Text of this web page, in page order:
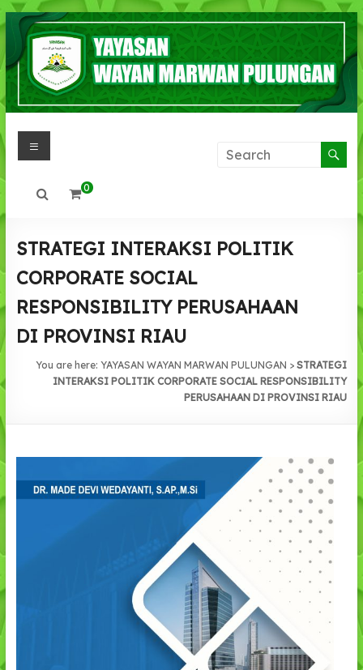
Skip
content
YAYASAN
WAYAN
PULUNGAN
IMAN
INTLEKTUAL
Menu
0
STRATEGI INTERAKSI POLITIK
CORPORATE SOCIAL
RESPONSIBILITY PERUSAHAAN
DI PROVINSI RIAU
You are here:YAYASAN WAYAN MARWAN PULUNGAN >STRATEGI
INTERAKSI POLITIK CORPORATE SOCIAL RESPONSIBILITY
PERUSAHAAN DI PROVINSI RIAU